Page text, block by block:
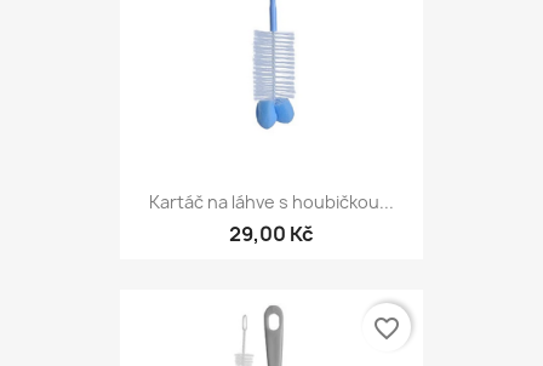
Kartáč na láhve s houbičkou...
29,00 Kč
favorite_border